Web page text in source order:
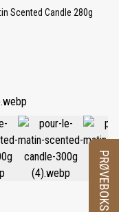
Scented Candle 280g
PRØVEBOKS